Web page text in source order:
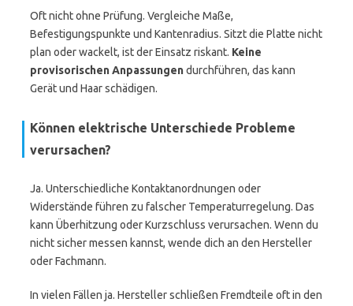
Oft nicht ohne Prüfung. Vergleiche Maße,
Befestigungspunkte und Kantenradius. Sitzt die Platte nicht
plan oder wackelt, ist der Einsatz riskant. Keine
provisorischen Anpassungendurchführen, das kann
Gerät und Haar schädigen.
Können elektrische Unterschiede Probleme
verursachen?
Ja. Unterschiedliche Kontaktanordnungen oder
Widerstände führen zu falscher Temperaturregelung. Das
kann Überhitzung oder Kurzschluss verursachen. Wenn du
nicht sicher messen kannst, wende dich an den Hersteller
oder Fachmann.
In vielen Fällen ja. Hersteller schließen Fremdteile oft in den